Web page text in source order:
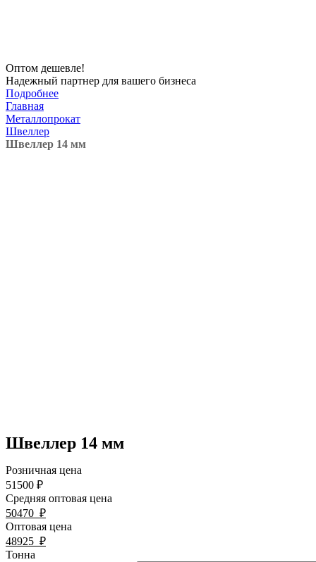
Оптом дешевле!
Надежный партнер для вашего бизнеса
Подробнее
Главная
Металлопрокат
Швеллер
Швеллер 14 мм
Швеллер 14 мм
Розничная цена
51500 ₽
Средняя оптовая цена
50470 ₽
Оптовая цена
48925 ₽
Тонна